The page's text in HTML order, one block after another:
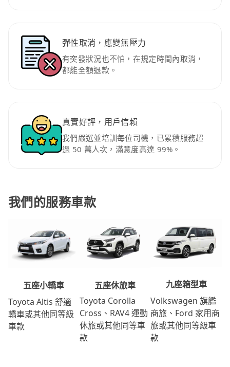
彈性取消，應變無壓力
有突發狀況也不怕，在規定時間內取消，
都能全額退款。
真實好評，用戶信賴
我們嚴選並培訓每位司機，已累積服務超
過 50 萬人次，滿意度高達 99%。
我們的服務車款
五座小轎車
Toyota Altis 舒適
轎車或其他同等級
車款
五座休旅車
Toyota Corolla
Cross、RAV4 運動
休旅或其他同等車
款
九座箱型車
Volkswagen 旗艦
商旅、Ford 家用商
旅或其他同等級車
款